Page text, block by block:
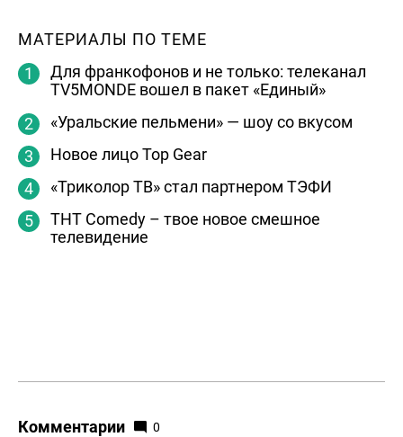
МАТЕРИАЛЫ ПО ТЕМЕ
Для франкофонов и не только: телеканал
TV5MONDE вошел в пакет «Единый»
«Уральские пельмени» — шоу со вкусом
Новое лицо Top Gear
«Триколор ТВ» стал партнером ТЭФИ
THT Comedy – твое новое смешное
телевидение
Комментарии 0